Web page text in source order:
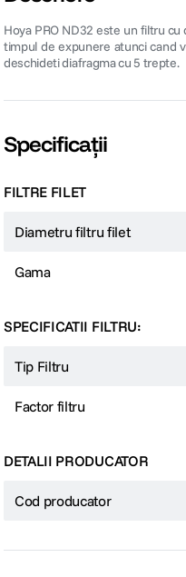
Hoya PRO ND32 este un filtru
timpul de expunere atunci cand
deschideti diafragma cu 5 trepte.
Specificații
FILTRE FILET
Diametru filtru filet
Gama
SPECIFICATII FILTRU:
Tip Filtru
Factor filtru
DETALII PRODUCATOR
Cod producator